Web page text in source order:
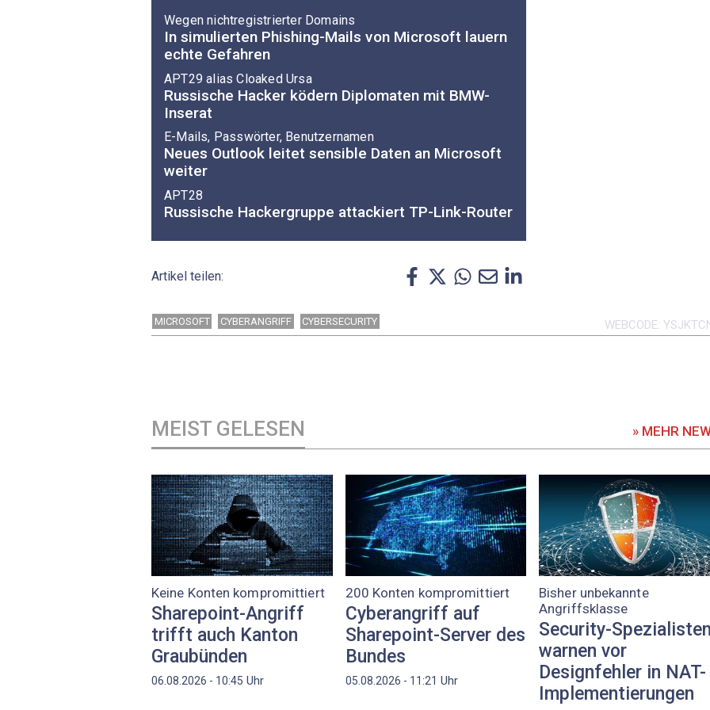
Wegen nichtregistrierter Domains
In simulierten Phishing-Mails von Microsoft lauern
echte Gefahren
APT29 alias Cloaked Ursa
Russische Hacker ködern Diplomaten mit BMW-
Inserat
E-Mails, Passwörter, Benutzernamen
Neues Outlook leitet sensible Daten an Microsoft
weiter
APT28
Russische Hackergruppe attackiert TP-Link-Router
Artikel teilen:
MICROSOFT CYBERANGRIFF CYBERSECURITY WEBCODE
MEIST GELESEN » MEHR
Keine Konten kompromittiert
Sharepoint-Angriff
trifft auch Kanton
Graubünden
06.08.2026 - 10:45 Uhr
200 Konten kompromittiert
Cyberangriff auf
Sharepoint-Server des
Bundes
05.08.2026 - 11:21 Uhr
Bisher unbekannte
Angriffsklasse
Security-
warnen vor
Designfehler in NAT-
Implementierungen